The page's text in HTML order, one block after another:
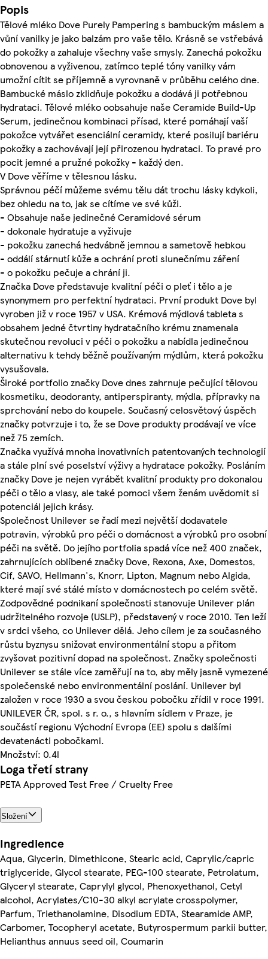
Popis
Tělové mléko Dove Purely Pampering s bambuckým máslem a
vůní vanilky je jako balzám pro vaše tělo. Krásně se vstřebává
do pokožky a zahaluje všechny vaše smysly. Zanechá pokožku
obnovenou a vyživenou, zatímco teplé tóny vanilky vám
umožní cítit se příjemně a vyrovnaně v průběhu celého dne.
Bambucké máslo zklidňuje pokožku a dodává ji potřebnou
hydrataci. Tělové mléko oobsahuje naše Ceramide Build-Up
Serum, jedinečnou kombinaci přísad, které pomáhají vaší
pokožce vytvářet esenciální ceramidy, které posilují bariéru
pokožky a zachovávají její přirozenou hydrataci. To pravé pro
pocit jemné a pružné pokožky - každý den.
V Dove věříme v tělesnou lásku.
Správnou péčí můžeme svému tělu dát trochu lásky kdykoli,
bez ohledu na to, jak se cítíme ve své kůži.
- Obsahuje naše jedinečné Ceramidové sérum
- dokonale hydratuje a vyživuje
- pokožku zanechá hedvábně jemnou a sametově hebkou
- oddálí stárnutí kůže a ochrání proti slunečnímu záření
- o pokožku pečuje a chrání ji.
Značka Dove představuje kvalitní péči o pleť i tělo a je
synonymem pro perfektní hydrataci. První produkt Dove byl
vyroben již v roce 1957 v USA. Krémová mýdlová tableta s
obsahem jedné čtvrtiny hydratačního krému znamenala
skutečnou revoluci v péči o pokožku a nabídla jedinečnou
alternativu k tehdy běžně používaným mýdlům, která pokožku
vysušovala.
Široké portfolio značky Dove dnes zahrnuje pečující tělovou
kosmetiku, deodoranty, antiperspiranty, mýdla, přípravky na
sprchování nebo do koupele. Současný celosvětový úspěch
značky potvrzuje i to, že se Dove produkty prodávají ve více
než 75 zemích.
Značka využívá mnoha inovativních patentovaných technologií
a stále plní své poselství výživy a hydratace pokožky. Posláním
značky Dove je nejen vyrábět kvalitní produkty pro dokonalou
péči o tělo a vlasy, ale také pomoci všem ženám uvědomit si
potenciál jejich krásy.
Společnost Unilever se řadí mezi největší dodavatele
potravin, výrobků pro péči o domácnost a výrobků pro osobní
péči na světě. Do jejího portfolia spadá více než 400 značek,
zahrnujících oblíbené značky Dove, Rexona, Axe, Domestos,
Cif, SAVO, Hellmann's, Knorr, Lipton, Magnum nebo Algida,
které mají své stálé místo v domácnostech po celém světě.
Zodpovědné podnikaní společnosti stanovuje Unilever plán
udržitelného rozvoje (USLP), představený v roce 2010. Ten leží
v srdci všeho, co Unilever dělá. Jeho cílem je za současného
růstu byznysu snižovat environmentální stopu a přitom
zvyšovat pozitivní dopad na společnost. Značky společnosti
Unilever se stále více zaměřují na to, aby měly jasně vymezené
společenské nebo environmentální poslání. Unilever byl
založen v roce 1930 a svou českou pobočku zřídil v roce 1991.
UNILEVER ČR, spol. s r. o., s hlavním sídlem v Praze, je
součástí regionu Východní Evropa (EE) spolu s dalšími
devatenácti pobočkami.
Množství: 0.4l
Loga třetí strany
PETA Approved Test Free / Cruelty Free
Složení
Ingredience
Aqua, Glycerin, Dimethicone, Stearic acid, Caprylic/capric
triglyceride, Glycol stearate, PEG-100 stearate, Petrolatum,
Glyceryl stearate, Caprylyl glycol, Phenoxyethanol, Cetyl
alcohol, Acrylates/C10-30 alkyl acrylate crosspolymer,
Parfum, Triethanolamine, Disodium EDTA, Stearamide AMP,
Carbomer, Tocopheryl acetate, Butyrospermum parkii butter,
Helianthus annuus seed oil, Coumarin